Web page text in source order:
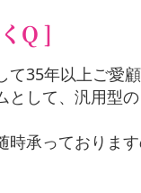
Q ]
35年以上ご愛顧
して、汎用型
承っております